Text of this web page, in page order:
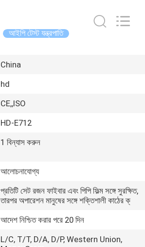
আইপি টেস্ট যন্ত্রপাতি
China
hd
CE,,ISO
HD-E712
1 বিন্যাস করুন
আলোচনাযোগ্য
প্রতিটি সেট রজন ফাইবার এবং পিপি ফিল্ম সঙ্গে সুরক্ষিত,
তারপর অপারেশন মানুষের সঙ্গে শক্তিশালী কাঠের ক্
আদেশ নিশ্চিত করার পরে 20 দিন
L/C, T/T, D/A, D/P, Western Union,